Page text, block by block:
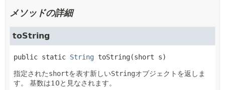
メソッドの詳細
toString
public static String toString(short s)
指定されたshortを表す新しいStringオブジェクトを返しま
す。
基数は10と見なされます。